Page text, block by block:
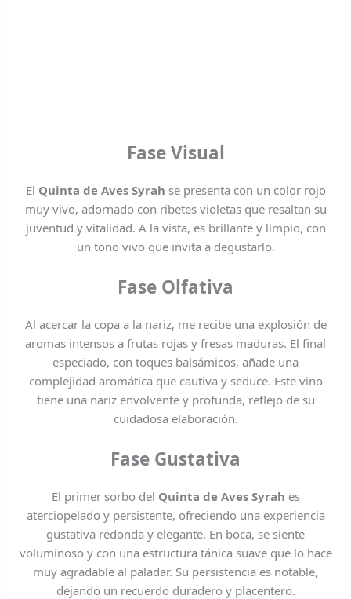
Fase Visual
El Quinta de Aves Syrah se presenta con un color rojo
muy vivo, adornado con ribetes violetas que resaltan su
juventud y vitalidad. A la vista, es brillante y limpio, con
un tono vivo que invita a degustarlo.
Fase Olfativa
Al acercar la copa a la nariz, me recibe una explosión de
aromas intensos a frutas rojas y fresas maduras. El final
especiado, con toques balsámicos, añade una
complejidad aromática que cautiva y seduce. Este vino
tiene una nariz envolvente y profunda, reflejo de su
cuidadosa elaboración.
Fase Gustativa
El primer sorbo del Quinta de Aves Syrah es
aterciopelado y persistente, ofreciendo una experiencia
gustativa redonda y elegante. En boca, se siente
voluminoso y con una estructura tánica suave que lo hace
muy agradable al paladar. Su persistencia es notable,
dejando un recuerdo duradero y placentero.